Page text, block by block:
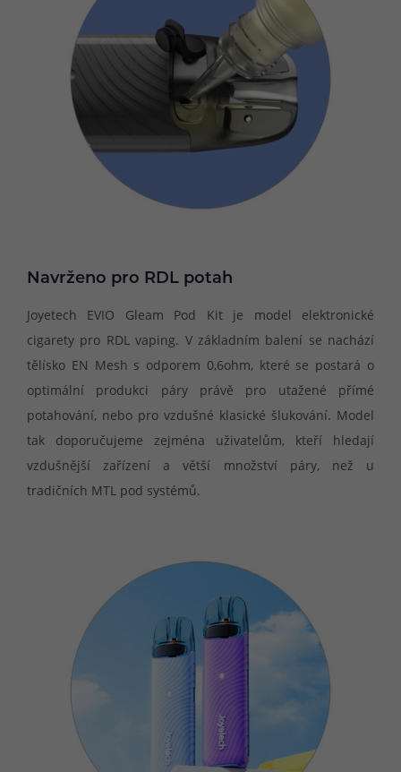
Navrženo pro RDL potah
Joyetech EVIO Gleam Pod Kit je model elektronické
cigarety pro RDL vaping. V základním balení se nachází
tělísko EN Mesh s odporem 0,6ohm, které se postará o
optimální produkci páry právě pro utažené přímé
potahování, nebo pro vzdušné klasické šlukování. Model
tak doporučujeme zejména uživatelům, kteří hledají
vzdušnější zařízení a větší množství páry, než u
tradičních MTL pod systémů.